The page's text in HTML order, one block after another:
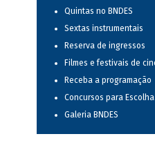
Quintas no BNDES
Sextas instrumentais
Reserva de ingressos
Filmes e festivais de
Receba a programação
Concursos para
Galeria BNDES